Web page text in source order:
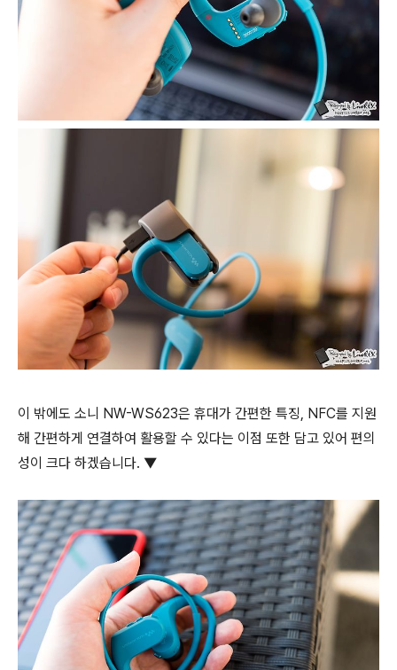
이 밖에도 소니 NW-WS623은 휴대가 간편한 특징, NFC를 지원
해 간편하게 연결하여 활용할 수 있다는 이점 또한 담고 있어 편의
성이 크다 하겠습니다. ▼